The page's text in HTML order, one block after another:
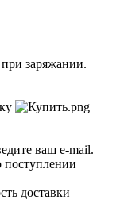
заряжании.
ваш e-mail.
поступлении
доставки